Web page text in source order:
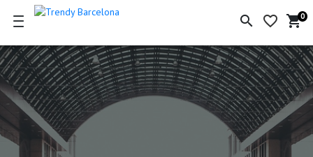
search favorite_border
la
0
shopping_cart